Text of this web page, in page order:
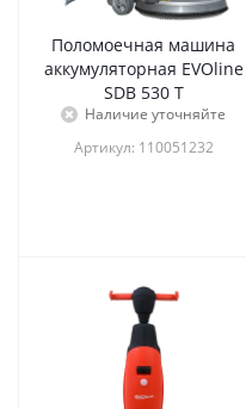
Поломоечная машина
аккумуляторная EVOline
SDB 530 T
Наличие уточняйте
Артикул: 110051232